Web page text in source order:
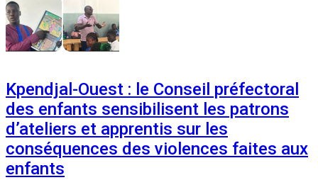
Kpendjal-Ouest : le Conseil préfectoral
des enfants sensibilisent les patrons
d’ateliers et apprentis sur les
conséquences des violences faites aux
enfants